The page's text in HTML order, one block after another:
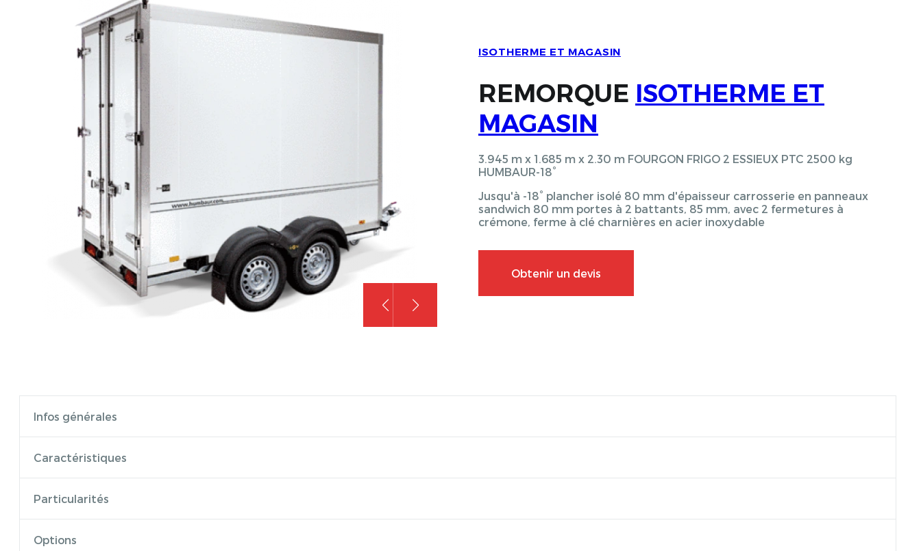
ISOTHERME ET MAGASIN
REMORQUE ISOTHERME ET
MAGASIN
3.945 m x 1.685 m x 2.30 m FOURGON FRIGO 2 ESSIEUX PTC 2500 kg
HUMBAUR-18°
Jusqu'à -18° plancher isolé 80 mm d'épaisseur carrosserie en panneaux
sandwich 80 mm portes à 2 battants, 85 mm, avec 2 fermetures à
crémone, ferme à clé charnières en acier inoxydable
Obtenir un devis
Infos générales
Caractéristiques
Particularités
Options